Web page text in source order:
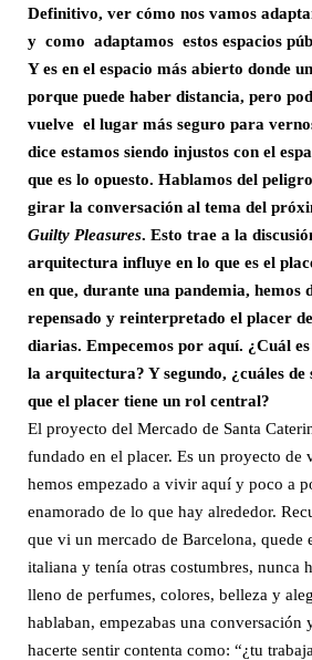
Definitivo, ver cómo nos vamos
y como adaptamos estos espacios
Y es en el espacio más abierto donde
porque puede haber distancia, pero
vuelve el lugar más seguro para
dice estamos siendo injustos con el
que es lo opuesto. Hablamos del
girar la conversación al tema del
Guilty Pleasures. Esto trae a la
arquitectura influye en lo que es el
en que, durante una pandemia, hemos
repensado y reinterpretado el placer
diarias. Empecemos por aquí. ¿Cuál
la arquitectura? Y segundo, ¿cuáles
que el placer tiene un rol central?
El proyecto del Mercado de Santa
fundado en el placer. Es un proyecto de
hemos empezado a vivir aquí y poco a
enamorado de lo que hay alrededor.
que vi un mercado de Barcelona, quede
italiana y tenía otras costumbres, nunca
lleno de perfumes, colores, belleza y
hablaban, empezabas una conversación
hacerte sentir contenta como: “¿tu